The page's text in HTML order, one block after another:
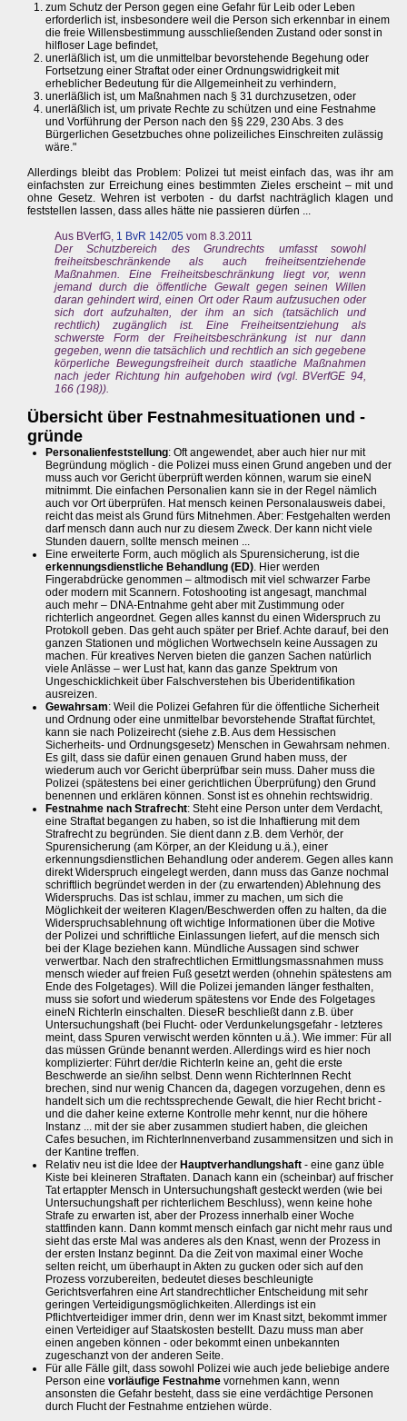
zum Schutz der Person gegen eine Gefahr für Leib oder Leben
erforderlich ist, insbesondere weil die Person sich erkennbar in einem
die freie Willensbestimmung ausschließenden Zustand oder sonst in
hilfloser Lage befindet,
unerläßlich ist, um die unmittelbar bevorstehende Begehung oder
Fortsetzung einer Straftat oder einer Ordnungswidrigkeit mit
erheblicher Bedeutung für die Allgemeinheit zu verhindern,
unerläßlich ist, um Maßnahmen nach § 31 durchzusetzen, oder
unerläßlich ist, um private Rechte zu schützen und eine Festnahme
und Vorführung der Person nach den §§ 229, 230 Abs. 3 des
Bürgerlichen Gesetzbuches ohne polizeiliches Einschreiten zulässig
wäre."
Allerdings bleibt das Problem: Polizei tut meist einfach das, was ihr am
einfachsten zur Erreichung eines bestimmten Zieles erscheint – mit und
ohne Gesetz. Wehren ist verboten - du darfst nachträglich klagen und
feststellen lassen, dass alles hätte nie passieren dürfen ...
Aus BVerfG, 1 BvR 142/05 vom 8.3.2011
Der Schutzbereich des Grundrechts umfasst sowohl
freiheitsbeschränkende als auch freiheitsentziehende
Maßnahmen. Eine Freiheitsbeschränkung liegt vor, wenn
jemand durch die öffentliche Gewalt gegen seinen Willen
daran gehindert wird, einen Ort oder Raum aufzusuchen oder
sich dort aufzuhalten, der ihm an sich (tatsächlich und
rechtlich) zugänglich ist. Eine Freiheitsentziehung als
schwerste Form der Freiheitsbeschränkung ist nur dann
gegeben, wenn die tatsächlich und rechtlich an sich gegebene
körperliche Bewegungsfreiheit durch staatliche Maßnahmen
nach jeder Richtung hin aufgehoben wird (vgl. BVerfGE 94,
166 (198)).
Übersicht über Festnahmesituationen und -
gründe
Personalienfeststellung: Oft angewendet, aber auch hier nur mit
Begründung möglich - die Polizei muss einen Grund angeben und der
muss auch vor Gericht überprüft werden können, warum sie eineN
mitnimmt. Die einfachen Personalien kann sie in der Regel nämlich
auch vor Ort überprüfen. Hat mensch keinen Personalausweis dabei,
reicht das meist als Grund fürs Mitnehmen. Aber: Festgehalten werden
darf mensch dann auch nur zu diesem Zweck. Der kann nicht viele
Stunden dauern, sollte mensch meinen ...
Eine erweiterte Form, auch möglich als Spurensicherung, ist die
erkennungsdienstliche Behandlung (ED). Hier werden
Fingerabdrücke genommen – altmodisch mit viel schwarzer Farbe
oder modern mit Scannern. Fotoshooting ist angesagt, manchmal
auch mehr – DNA-Entnahme geht aber mit Zustimmung oder
richterlich angeordnet. Gegen alles kannst du einen Widerspruch zu
Protokoll geben. Das geht auch später per Brief. Achte darauf, bei den
ganzen Stationen und möglichen Wortwechseln keine Aussagen zu
machen. Für kreatives Nerven bieten die ganzen Sachen natürlich
viele Anlässe – wer Lust hat, kann das ganze Spektrum von
Ungeschicklichkeit über Falschverstehen bis Überidentifikation
ausreizen.
Gewahrsam: Weil die Polizei Gefahren für die öffentliche Sicherheit
und Ordnung oder eine unmittelbar bevorstehende Straftat fürchtet,
kann sie nach Polizeirecht (siehe z.B. Aus dem Hessischen
Sicherheits- und Ordnungsgesetz) Menschen in Gewahrsam nehmen.
Es gilt, dass sie dafür einen genauen Grund haben muss, der
wiederum auch vor Gericht überprüfbar sein muss. Daher muss die
Polizei (spätestens bei einer gerichtlichen Überprüfung) den Grund
benennen und erklären können. Sonst ist es ohnehin rechtswidrig.
Festnahme nach Strafrecht: Steht eine Person unter dem Verdacht,
eine Straftat begangen zu haben, so ist die Inhaftierung mit dem
Strafrecht zu begründen. Sie dient dann z.B. dem Verhör, der
Spurensicherung (am Körper, an der Kleidung u.ä.), einer
erkennungsdienstlichen Behandlung oder anderem. Gegen alles kann
direkt Widerspruch eingelegt werden, dann muss das Ganze nochmal
schriftlich begründet werden in der (zu erwartenden) Ablehnung des
Widerspruchs. Das ist schlau, immer zu machen, um sich die
Möglichkeit der weiteren Klagen/Beschwerden offen zu halten, da die
Widerspruchsablehnung oft wichtige Informationen über die Motive
der Polizei und schriftliche Einlassungen liefert, auf die mensch sich
bei der Klage beziehen kann. Mündliche Aussagen sind schwer
verwertbar. Nach den strafrechtlichen Ermittlungsmassnahmen muss
mensch wieder auf freien Fuß gesetzt werden (ohnehin spätestens am
Ende des Folgetages). Will die Polizei jemanden länger festhalten,
muss sie sofort und wiederum spätestens vor Ende des Folgetages
eineN RichterIn einschalten. DieseR beschließt dann z.B. über
Untersuchungshaft (bei Flucht- oder Verdunkelungsgefahr - letzteres
meint, dass Spuren verwischt werden könnten u.ä.). Wie immer: Für all
das müssen Gründe benannt werden. Allerdings wird es hier noch
komplizierter: Führt der/die RichterIn keine an, geht die erste
Beschwerde an sie/ihn selbst. Denn wenn RichterInnen Recht
brechen, sind nur wenig Chancen da, dagegen vorzugehen, denn es
handelt sich um die rechtssprechende Gewalt, die hier Recht bricht -
und die daher keine externe Kontrolle mehr kennt, nur die höhere
Instanz ... mit der sie aber zusammen studiert haben, die gleichen
Cafes besuchen, im RichterInnenverband zusammensitzen und sich in
der Kantine treffen.
Relativ neu ist die Idee der Hauptverhandlungshaft - eine ganz üble
Kiste bei kleineren Straftaten. Danach kann ein (scheinbar) auf frischer
Tat ertappter Mensch in Untersuchungshaft gesteckt werden (wie bei
Untersuchungshaft per richterlichem Beschluss), wenn keine hohe
Strafe zu erwarten ist, aber der Prozess innerhalb einer Woche
stattfinden kann. Dann kommt mensch einfach gar nicht mehr raus und
sieht das erste Mal was anderes als den Knast, wenn der Prozess in
der ersten Instanz beginnt. Da die Zeit von maximal einer Woche
selten reicht, um überhaupt in Akten zu gucken oder sich auf den
Prozess vorzubereiten, bedeutet dieses beschleunigte
Gerichtsverfahren eine Art standrechtlicher Entscheidung mit sehr
geringen Verteidigungsmöglichkeiten. Allerdings ist ein
Pflichtverteidiger immer drin, denn wer im Knast sitzt, bekommt immer
einen Verteidiger auf Staatskosten bestellt. Dazu muss man aber
einen angeben können - oder bekommt einen unbekannten
zugeschanzt von der anderen Seite.
Für alle Fälle gilt, dass sowohl Polizei wie auch jede beliebige andere
Person eine vorläufige Festnahme vornehmen kann, wenn
ansonsten die Gefahr besteht, dass sie eine verdächtige Personen
durch Flucht der Festnahme entziehen würde.